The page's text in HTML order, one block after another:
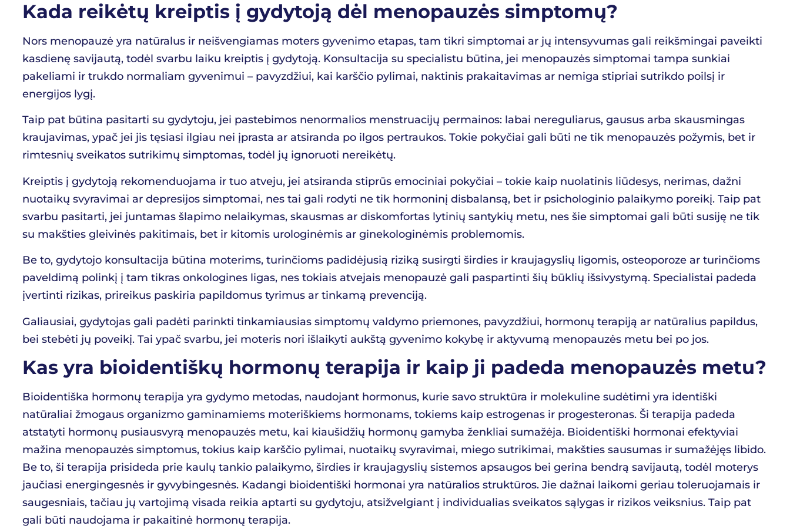
Kada reikėtų kreiptis į gydytoją dėl menopauzės simptomų?
Nors menopauzė yra natūralus ir neišvengiamas moters gyvenimo etapas, tam tikri simptomai ar jų intensyvumas gali reikšmingai paveikti
kasdienę savijautą, todėl svarbu laiku kreiptis į gydytoją. Konsultacija su specialistu būtina, jei menopauzės simptomai tampa sunkiai
pakeliami ir trukdo normaliam gyvenimui – pavyzdžiui, kai karščio pylimai, naktinis prakaitavimas ar nemiga stipriai sutrikdo poilsį ir
energijos lygį.
Taip pat būtina pasitarti su gydytoju, jei pastebimos nenormalios menstruacijų permainos: labai nereguliarus, gausus arba skausmingas
kraujavimas, ypač jei jis tęsiasi ilgiau nei įprasta ar atsiranda po ilgos pertraukos. Tokie pokyčiai gali būti ne tik menopauzės požymis, bet ir
rimtesnių sveikatos sutrikimų simptomas, todėl jų ignoruoti nereikėtų.
Kreiptis į gydytoją rekomenduojama ir tuo atveju, jei atsiranda stiprūs emociniai pokyčiai – tokie kaip nuolatinis liūdesys, nerimas, dažni
nuotaikų svyravimai ar depresijos simptomai, nes tai gali rodyti ne tik hormoninį disbalansą, bet ir psichologinio palaikymo poreikį. Taip pat
svarbu pasitarti, jei juntamas šlapimo nelaikymas, skausmas ar diskomfortas lytinių santykių metu, nes šie simptomai gali būti susiję ne tik
su makšties gleivinės pakitimais, bet ir kitomis urologinėmis ar ginekologinėmis problemomis.
Be to, gydytojo konsultacija būtina moterims, turinčioms padidėjusią riziką susirgti širdies ir kraujagyslių ligomis, osteoporoze ar turinčioms
paveldimą polinkį į tam tikras onkologines ligas, nes tokiais atvejais menopauzė gali paspartinti šių būklių išsivystymą. Specialistai padeda
įvertinti rizikas, prireikus paskiria papildomus tyrimus ar tinkamą prevenciją.
Galiausiai, gydytojas gali padėti parinkti tinkamiausias simptomų valdymo priemones, pavyzdžiui, hormonų terapiją ar natūralius papildus,
bei stebėti jų poveikį. Tai ypač svarbu, jei moteris nori išlaikyti aukštą gyvenimo kokybę ir aktyvumą menopauzės metu bei po jos.
Kas yra bioidentiškų hormonų terapija ir kaip ji padeda menopauzės metu?
Bioidentiška hormonų terapija yra gydymo metodas, naudojant hormonus, kurie savo struktūra ir molekuline sudėtimi yra identiški
natūraliai žmogaus organizmo gaminamiems moteriškiems hormonams, tokiems kaip estrogenas ir progesteronas. Ši terapija padeda
atstatyti hormonų pusiausvyrą menopauzės metu, kai kiaušidžių hormonų gamyba ženkliai sumažėja. Bioidentiški hormonai efektyviai
mažina menopauzės simptomus, tokius kaip karščio pylimai, nuotaikų svyravimai, miego sutrikimai, makšties sausumas ir sumažėjęs libido.
Be to, ši terapija prisideda prie kaulų tankio palaikymo, širdies ir kraujagyslių sistemos apsaugos bei gerina bendrą savijautą, todėl moterys
jaučiasi energingesnės ir gyvybingesnės. Kadangi bioidentiški hormonai yra natūralios struktūros. Jie dažnai laikomi geriau toleruojamais ir
saugesniais, tačiau jų vartojimą visada reikia aptarti su gydytoju, atsižvelgiant į individualias sveikatos sąlygas ir rizikos veiksnius. Taip pat
gali būti naudojama ir pakaitinė hormonų terapija.